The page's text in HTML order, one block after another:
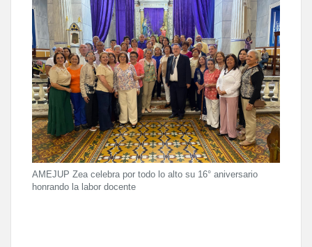
AMEJUP Zea celebra por todo lo alto su 16° aniversario
honrando la labor docente